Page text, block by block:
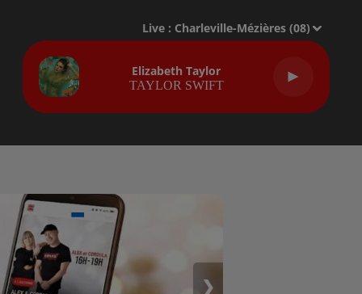
Live : Charleville-Mézières (08)
Elizabeth Taylor
TAYLOR SWIFT
❯